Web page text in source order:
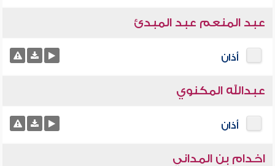
عبد المنعم عبد المبدئ
أذان
عبدالله المكنوي
أذان
اخدام بن المداني